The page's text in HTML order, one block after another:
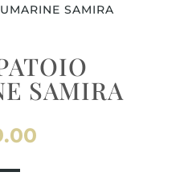
SAMIRA
SAMIRA